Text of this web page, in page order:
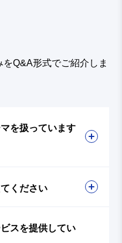
Q&A形式でご紹介しま
を扱っています
ください
スを提供してい